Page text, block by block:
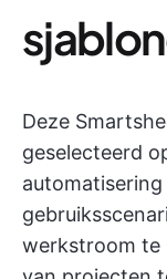
Deze
geselecteerd
werkstroom te